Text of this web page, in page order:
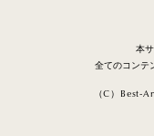
本
全てのコンテ
（C）Best-